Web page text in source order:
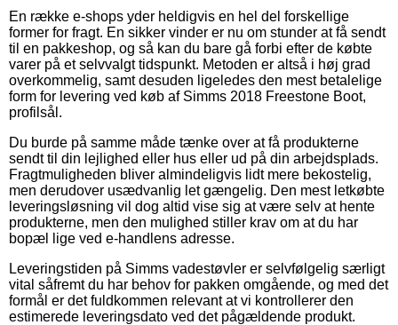
En række e-shops yder heldigvis en hel del forskellige
former for fragt. En sikker vinder er nu om stunder at få sendt
til en pakkeshop, og så kan du bare gå forbi efter de købte
varer på et selvvalgt tidspunkt. Metoden er altså i høj grad
overkommelig, samt desuden ligeledes den mest betalelige
form for levering ved køb af Simms 2018 Freestone Boot,
profilsål.
Du burde på samme måde tænke over at få produkterne
sendt til din lejlighed eller hus eller ud på din arbejdsplads.
Fragtmuligheden bliver almindeligvis lidt mere bekostelig,
men derudover usædvanlig let gængelig. Den mest letkøbte
leveringsløsning vil dog altid vise sig at være selv at hente
produkterne, men den mulighed stiller krav om at du har
bopæl lige ved e-handlens adresse.
Leveringstiden på Simms vadestøvler er selvfølgelig særligt
vital såfremt du har behov for pakken omgående, og med det
formål er det fuldkommen relevant at vi kontrollerer den
estimerede leveringsdato ved det pågældende produkt.